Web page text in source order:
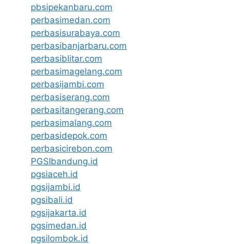
pbsipekanbaru.com
perbasimedan.com
perbasisurabaya.com
perbasibanjarbaru.com
perbasiblitar.com
perbasimagelang.com
perbasijambi.com
perbasiserang.com
perbasitangerang.com
perbasimalang.com
perbasidepok.com
perbasicirebon.com
PGSIbandung.id
pgsiaceh.id
pgsijambi.id
pgsibali.id
pgsijakarta.id
pgsimedan.id
pgsilombok.id